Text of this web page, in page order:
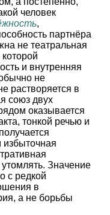
человек
,
партнёра
не театральная
и внутренняя
не
растворяется в
союз двух
оказывается
тонкой речью и
избыточная
Значение
с редкой
в
а не борьбы